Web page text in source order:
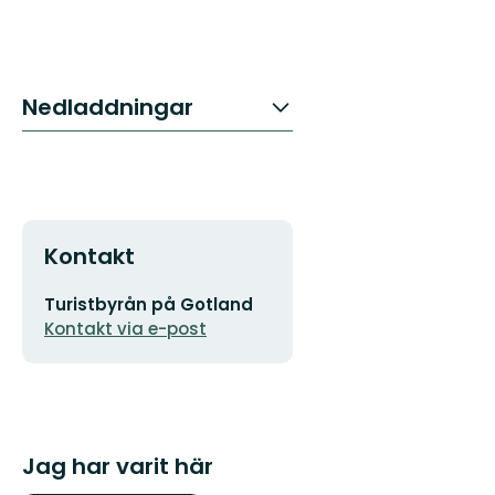
Nedladdningar
Kontakt
E-
postadress
Turistbyrån på Gotland
Kontakt via e-post
Jag har varit här